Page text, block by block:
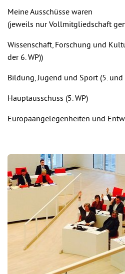
Meine Ausschüsse waren
(jeweils nur Vollmitgliedschaft
Wissenschaft, Forschung und
der 6. WP))
Bildung, Jugend und Sport (5. und
Hauptausschuss (5. WP)
Europaangelegenheiten und